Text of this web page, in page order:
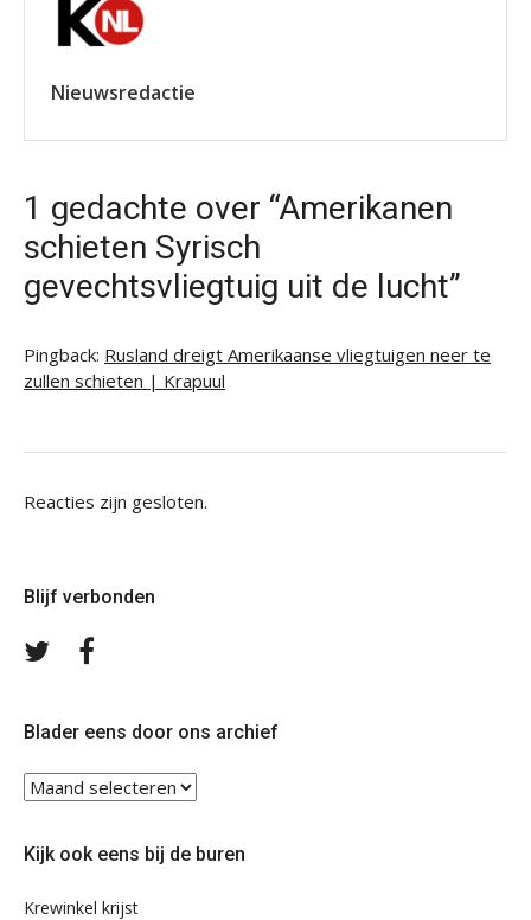
Nieuwsredactie
1 gedachte over “Amerikanen
schieten Syrisch
gevechtsvliegtuig uit de lucht”
Pingback: Rusland dreigt Amerikaanse vliegtuigen neer te
zullen schieten | Krapuul
Reacties zijn gesloten.
Blijf verbonden
Volg
Blader eens door ons archief
Blader
eens
ons
Kijk ook eens bij de buren
Krewinkel krijst